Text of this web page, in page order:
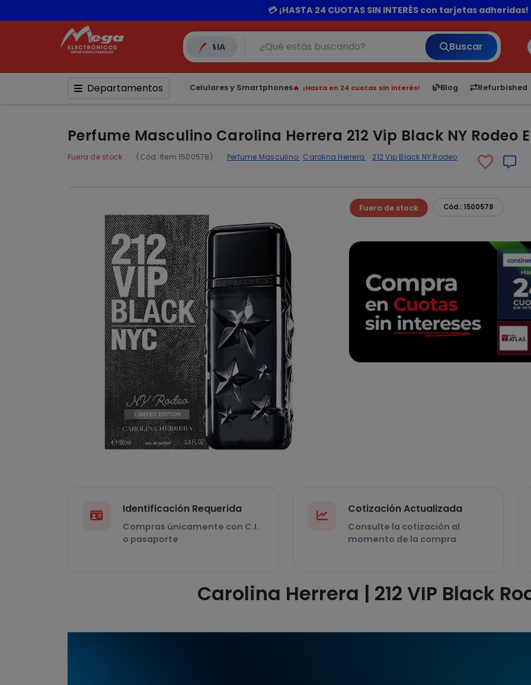
📦 Comprando por 300.000 o más el delivery te sale totalmente
💳 ¡HASTA 24 CUOTAS SIN INTERÉS con tarjetas adheridas!
IA
Buscar
Departamentos Celulares y Smartphones
Envíos rápidos a todo Paraguay.
Blog Refurbished
6,050 5.21 1,900
Perfume Masculino Carolina Herrera 212 Vip Black NY Rodeo
Fuera de stock (Cód. Item 1500578) Perfume Masculino Carolina Herrera 212 Vip Black NY Rodeo
Fuera de stock Cód.: 1500578
Identificación Requerida
Compras únicamente con C.I.
o pasaporte
Cotización Actualizada
Consulte la cotización al
momento de la compra
Carolina Herrera | 212 VIP Black